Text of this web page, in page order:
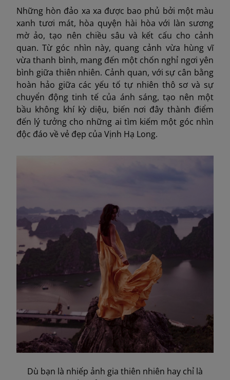
Những hòn đảo xa xa được bao phủ bởi một màu
xanh tươi mát, hòa quyện hài hòa với làn sương
mờ ảo, tạo nên chiều sâu và kết cấu cho cảnh
quan. Từ góc nhìn này, quang cảnh vừa hùng vĩ
vừa thanh bình, mang đến một chốn nghỉ ngơi yên
bình giữa thiên nhiên. Cảnh quan, với sự cân bằng
hoàn hảo giữa các yếu tố tự nhiên thô sơ và sự
chuyển động tinh tế của ánh sáng, tạo nên một
bầu không khí kỳ diệu, biến nơi đây thành điểm
đến lý tưởng cho những ai tìm kiếm một góc nhìn
độc đáo về vẻ đẹp của Vịnh Hạ Long.
Dù bạn là nhiếp ảnh gia thiên nhiên hay chỉ là